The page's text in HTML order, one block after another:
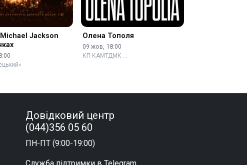
Jackson
Олена Тополя
09 жов, 18:00
КП КАМТДМК …
Довідковий центр
(044)356 05 60
ПН-ПТ (9:00-19:00)